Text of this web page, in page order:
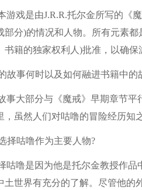
戏是由J.R.R.托尔金所写的《魔
部分)的情况和人物。所有元素
籍的独家权利人)批准，以确保
事何时以及如何融进书籍中的
大部分与《魔戒》早期章节平
，虽然人们对咕噜的冒险经历
咕噜作为主要人物?
噜是因为他是托尔金教授作品
土世界有充分的了解。尽管他